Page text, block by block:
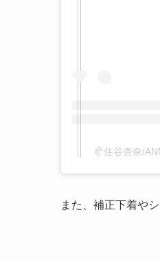
🥐住谷杏奈/
また、補正下着や